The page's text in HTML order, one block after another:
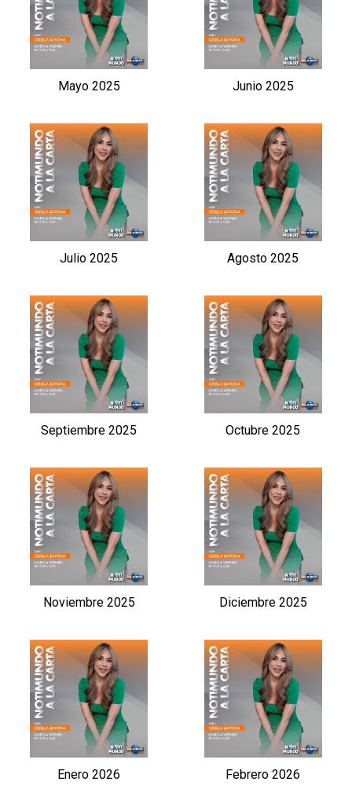
Mayo 2025 Junio 2025
Julio 2025 Agosto 2025
Septiembre 2025 Octubre 2025
Noviembre 2025 Diciembre 2025
Enero 2026 Febrero 2026